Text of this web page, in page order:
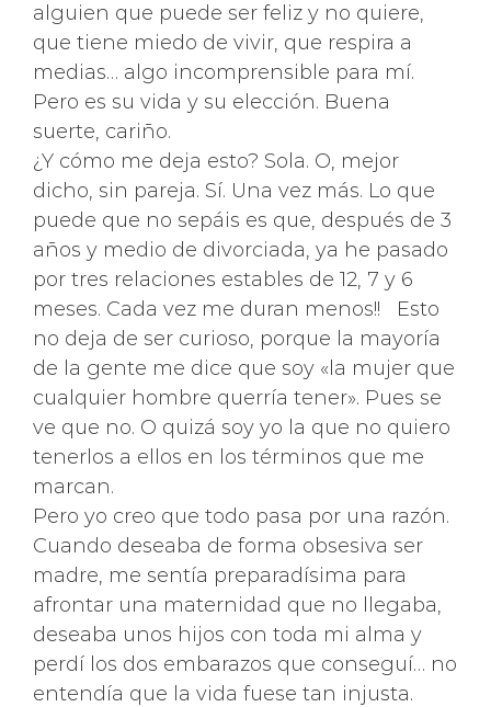
alguien que puede ser feliz y no quiere,
que tiene miedo de vivir, que respira a
medias… algo incomprensible para mí.
Pero es su vida y su elección. Buena
suerte, cariño.
¿Y cómo me deja esto? Sola. O, mejor
dicho, sin pareja. Sí. Una vez más. Lo que
puede que no sepáis es que, después de 3
años y medio de divorciada, ya he pasado
por tres relaciones estables de 12, 7 y 6
meses. Cada vez me duran menos!! Esto
no deja de ser curioso, porque la mayoría
de la gente me dice que soy «la mujer que
cualquier hombre querría tener». Pues se
ve que no. O quizá soy yo la que no quiero
tenerlos a ellos en los términos que me
marcan.
Pero yo creo que todo pasa por una razón.
Cuando deseaba de forma obsesiva ser
madre, me sentía preparadísima para
afrontar una maternidad que no llegaba,
deseaba unos hijos con toda mi alma y
perdí los dos embarazos que conseguí… no
entendía que la vida fuese tan injusta.